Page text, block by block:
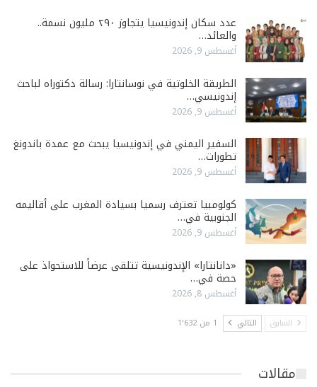
عدد سكان إندونيسيا يتجاوز ٢٩٠ مليون نسمة..
والعائد…
أغسطس 9, 2026
الطريقة الخلوتية في نوسانتارا: رسالة دكتوراه لباحث
إندونيسي…
أغسطس 9, 2026
السفير اليمني في إندونيسيا يبحث مع عمدة باندونغ
تطورات…
أغسطس 9, 2026
كولومبيا تعترف رسميا بسيادة المغرب على أقاليمه
الجنوبية في…
أغسطس 9, 2026
«دانانتارا» الإندونيسية تتلقى عرضاً للاستحواذ على
حصة في…
أغسطس 8, 2026
السابق التالي 1 من 1٬632
مقالات